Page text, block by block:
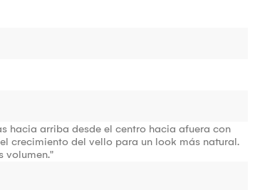
hacia arriba desde el centro hacia afuera con
crecimiento del vello para un look más natural.
volumen."